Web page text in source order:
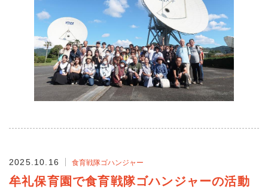
2025.10.16 食育戦隊ゴハンジャー
牟礼保育園で食育戦隊ゴハンジャーの活動